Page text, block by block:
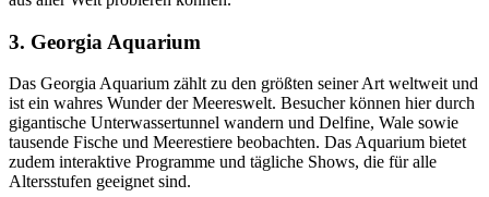
3. Georgia Aquarium
Das Georgia Aquarium zählt zu den größten seiner Art weltweit und
ist ein wahres Wunder der Meereswelt. Besucher können hier durch
gigantische Unterwassertunnel wandern und Delfine, Wale sowie
tausende Fische und Meerestiere beobachten. Das Aquarium bietet
zudem interaktive Programme und tägliche Shows, die für alle
Altersstufen geeignet sind.